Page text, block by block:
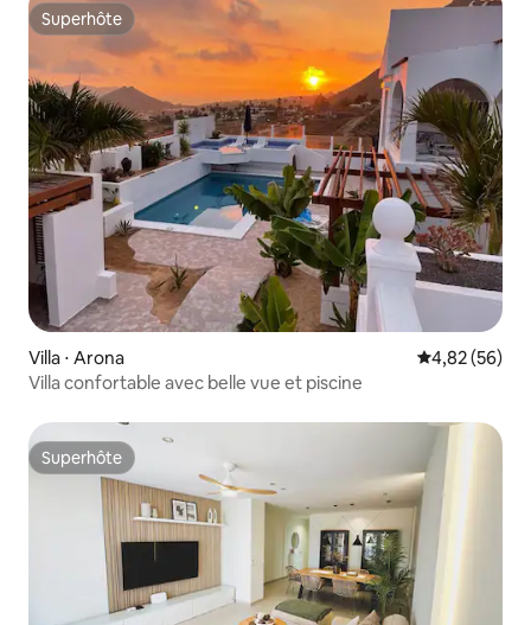
Superhôte
Superhôte
Villa ⋅ Arona Évaluation
4,82 (56)
Villa confortable avec belle vue et piscine
Superhôte
Superhôte